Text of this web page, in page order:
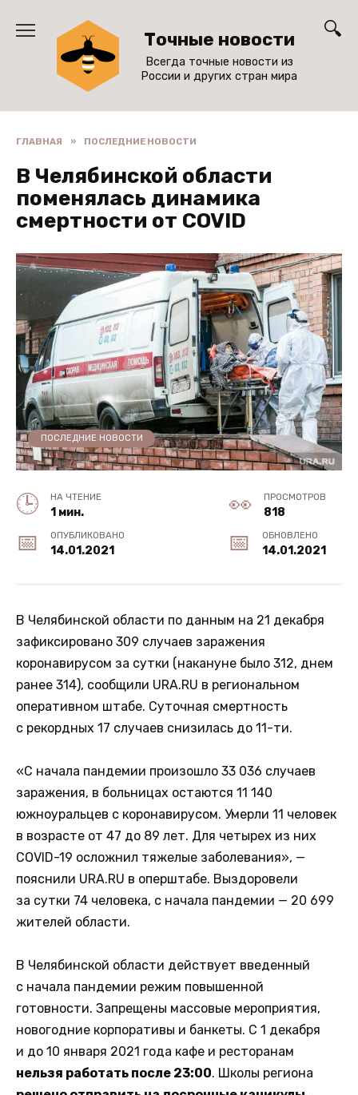
содержанию
Точные новости
Всегда точные новости из
России и других стран мира
ГЛАВНАЯ » ПОСЛЕДНИЕ НОВОСТИ
В Челябинской области
поменялась динамика
смертности от COVID
ПОСЛЕДНИЕ НОВОСТИ
НА ЧТЕНИЕ
1 мин.
ПРОСМОТРОВ
818
ОПУБЛИКОВАНО
14.01.2021
ОБНОВЛЕНО
14.01.2021
В Челябинской области по данным на 21 декабря
зафиксировано 309 случаев заражения
коронавирусом за сутки (накануне было 312, днем
ранее 314), сообщили URA.RU в региональном
оперативном штабе. Суточная смертность
с рекордных 17 случаев снизилась до 11-ти.
«С начала пандемии произошло 33 036 случаев
заражения, в больницах остаются 11 140
южноуральцев с коронавирусом. Умерли 11 человек
в возрасте от 47 до 89 лет. Для четырех из них
COVID-19 осложнил тяжелые заболевания», —
пояснили URA.RU в оперштабе. Выздоровели
за сутки 74 человека, с начала пандемии — 20 699
жителей области.
В Челябинской области действует введенный
с начала пандемии режим повышенной
готовности. Запрещены массовые мероприятия,
новогодние корпоративы и банкеты. С 1 декабря
и до 10 января 2021 года кафе и ресторанам
нельзя работать после 23:00. Школы региона